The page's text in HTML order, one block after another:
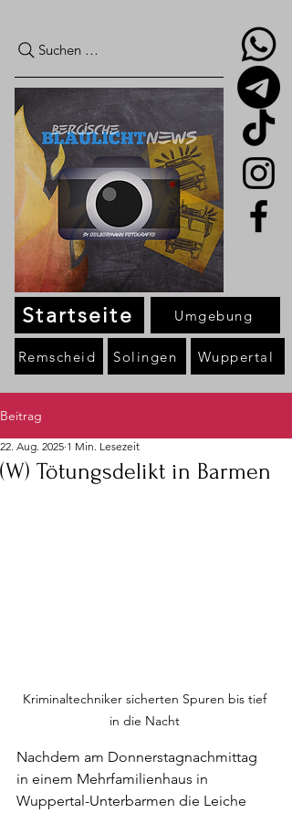
Suchen …
Startseite
Remscheid Solingen Wuppertal
Umgebung
Beitrag
(W) Tötungsdelikt in Barmen
22. Aug. 2025 1 Min. Lesezeit
Kriminaltechniker sicherten Spuren bis tief
in die Nacht
Nachdem am Donnerstagnachmittag
in einem Mehrfamilienhaus in
Wuppertal-Unterbarmen die Leiche